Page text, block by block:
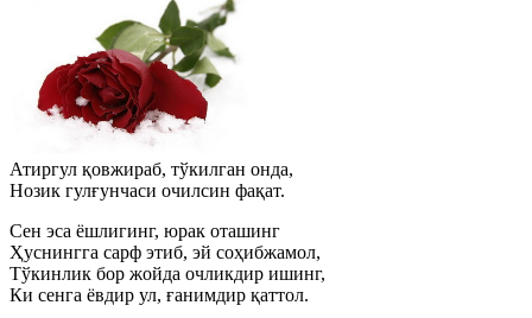
Атиргул қовжираб, тўкилган онда,
Нозик гулғунчаси очилсин фақат.
Сен эса ёшлигинг, юрак оташинг
Ҳуснингга сарф этиб, эй соҳибжамол,
Тўкинлик бор жойда очликдир ишинг,
Ки сенга ёвдир ул, ғанимдир қаттол.